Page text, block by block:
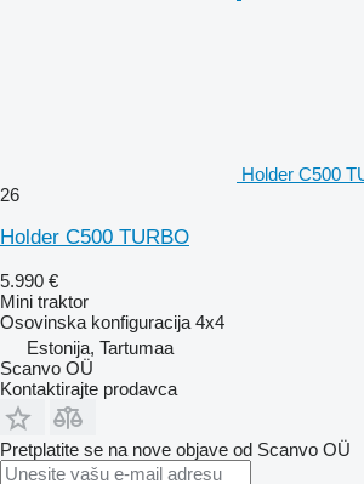
Holder C500
26
Holder C500 TURBO
5.990 €
Mini traktor
Osovinska konfiguracija 4x4
Estonija, Tartumaa
Scanvo OÜ
Kontaktirajte prodavca
Pretplatite se na nove objave od Scanvo OÜ